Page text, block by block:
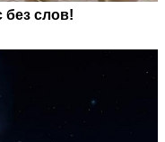
без слов!